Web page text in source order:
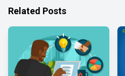
Related Posts